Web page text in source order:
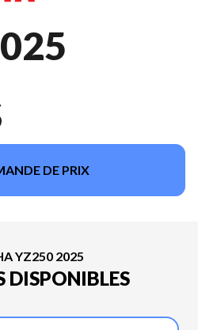
DE PRIX
YZ250 2025
DISPONIBLES